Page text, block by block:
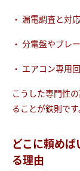
・ 漏電調査と対応
・ 分電盤やブレ
・ エアコン専用
こうした専門性
ることが鉄則です
どこに頼め
る理由